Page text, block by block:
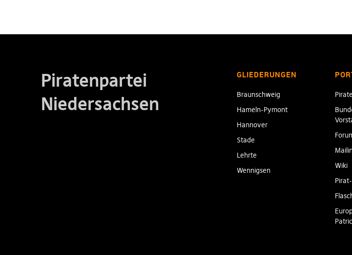
Piratenpartei
Niedersachsen
GLIEDERUNGEN
Braunschweig
Hameln-Pymont
Hannover
Stade
Lehrte
Wennigsen
Wiki